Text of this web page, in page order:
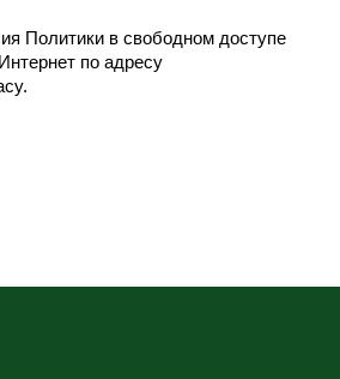
Политики в свободном доступе
по адресу